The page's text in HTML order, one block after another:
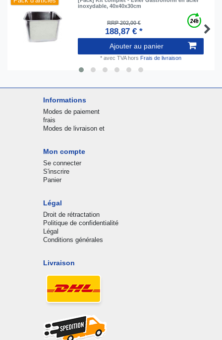
inoxydable, 40x40x30cm
RRP 202,00 €
188,87 € *
Ajouter au panier
* avec TVAhors Frais de livraison
Informations
Modes de paiement
frais
Modes de livraison et
Mon compte
Se connecter
S'inscrire
Panier
Légal
Droit de rétractation
Politique de confidentialité
Légal
Conditions générales
Livraison